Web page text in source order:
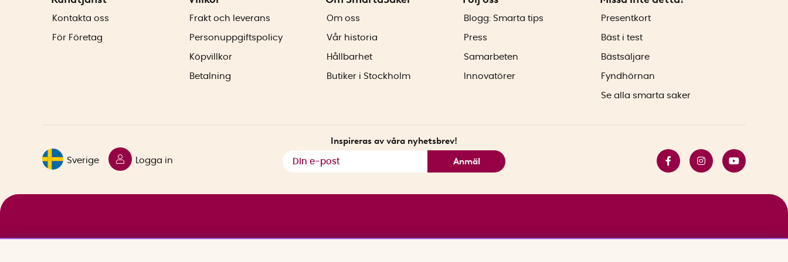
Kontakta oss
För Företag
Frakt och leverans
Personuppgiftspolicy
Köpvillkor
Betalning
Om oss
Vår historia
Hållbarhet
Butiker i Stockholm
Blogg: Smarta tips
Press
Samarbeten
Innovatörer
Presentkort
Bäst i test
Bästsäljare
Fyndhörnan
Se alla smarta saker
Sverige Logga in
Inspireras av våra nyhetsbrev!
Anmäl